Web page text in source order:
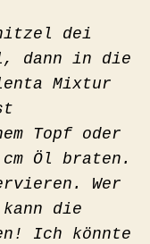
dei
dann in die
Mixtur
Topf oder
Öl braten.
Wer
die
Ich könnte